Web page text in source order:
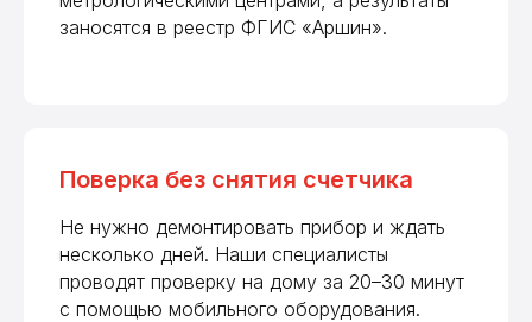
заносятся в реестр ФГИС «Аршин».
Поверка без снятия счетчика
Не нужно демонтировать прибор и ждать
несколько дней. Наши специалисты
проводят проверку на дому за 20–30 минут
с помощью мобильного оборудования.